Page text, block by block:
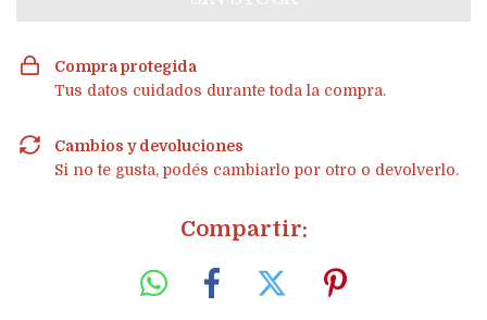
Compra protegida
Tus datos cuidados durante toda la compra.
Cambios y devoluciones
Si no te gusta, podés cambiarlo por otro o devolverlo.
Compartir: